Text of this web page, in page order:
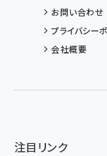
お問い合わせ
プライバシー
会社概要
注目リンク